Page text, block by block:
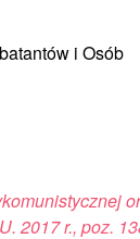
i Osób
2017 r., poz.